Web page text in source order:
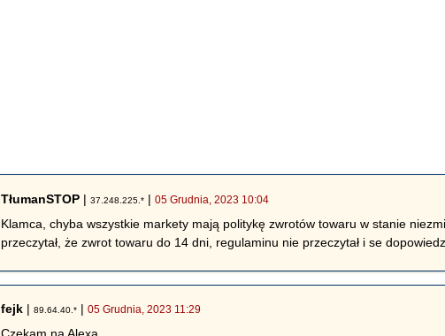
TłumanSTOP |37.248.225.* |05 Grudnia, 2023 10:04
Klamca, chyba wszystkie markety mają politykę zwrotów towaru w stanie
przeczytał, że zwrot towaru do 14 dni, regulaminu nie przeczytał i se
fejk |89.64.40.* |05 Grudnia, 2023 11:29